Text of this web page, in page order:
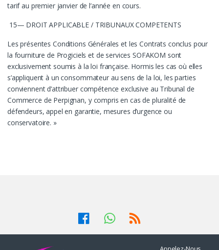
tarif au premier janvier de l’année en cours.
15— DROIT APPLICABLE / TRIBUNAUX COMPETENTS
Les présentes Conditions Générales et les Contrats conclus pour
la fourniture de Progiciels et de services SOFAKOM sont
exclusivement soumis à la loi française. Hormis les cas où elles
s’appliquent à un consommateur au sens de la loi, les parties
conviennent d’attribuer compétence exclusive au Tribunal de
Commerce de Perpignan, y compris en cas de pluralité de
défendeurs, appel en garantie, mesures d’urgence ou
conservatoire. »